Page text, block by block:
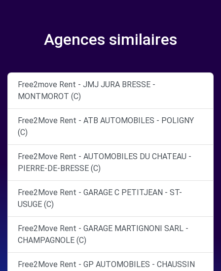
Agences similaires
Free2move Rent - JMJ JURA BRESSE -
MONTMOROT (C)
Free2Move Rent - ATB AUTOMOBILES - POLIGNY
(C)
Free2Move Rent - AUTOMOBILES DU CHATEAU -
PIERRE-DE-BRESSE (C)
Free2Move Rent - GARAGE C PETITJEAN - ST-
USUGE (C)
Free2Move Rent - GARAGE MARTIGNONI SARL -
CHAMPAGNOLE (C)
Free2Move Rent - GP AUTOMOBILES - CHAUSSIN